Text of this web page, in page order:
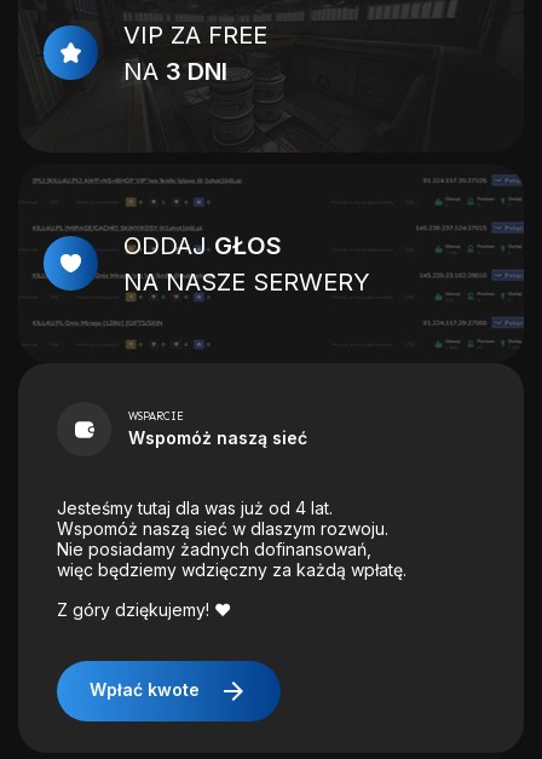
VIP ZA FREE
NA 3 DNI
ODDAJ GŁOS
NA NASZE SERWERY
WSPARCIE
Wspomóż naszą sieć
Jesteśmy tutaj dla was już od 4 lat.
Wspomóż naszą sieć w dlaszym rozwoju.
Nie posiadamy żadnych dofinansowań,
więc będziemy wdzięczny za każdą wpłatę.
Z góry dziękujemy! ❤️
Wpłać kwote arrow_forward